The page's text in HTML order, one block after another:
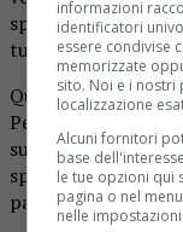
speciale, altruista e
tutto ciò che lo
Quella di Renzo
Per molti anni
sua missione da
spirituale oltre che
patronali,
informazioni
identificatori
essere condivise
memorizzate
sito. Noi e i
localizzazione
Alcuni fornitori
base
le tue opzioni qui
pagina o nel
nelle